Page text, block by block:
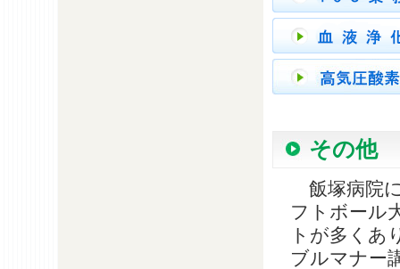
その他
飯塚病院
フトボール
トが多くあ
ブルマナー